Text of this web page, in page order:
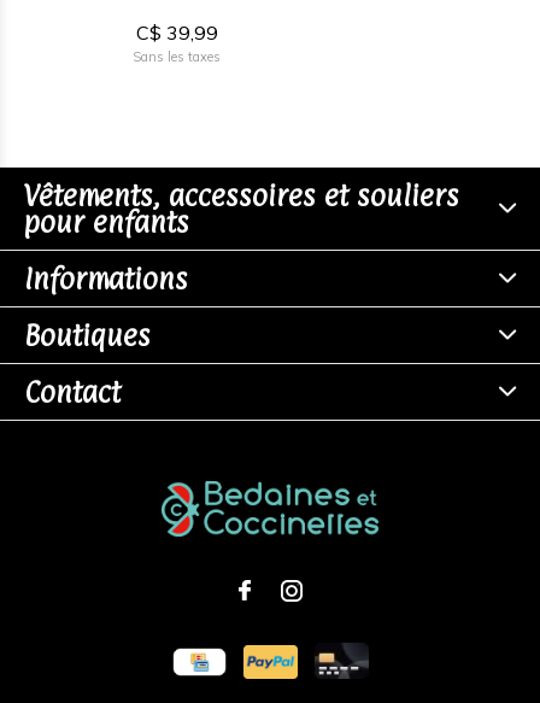
C$ 39,99
Sans les taxes
Vêtements, accessoires et souliers
pour enfants
Informations
Boutiques
Contact